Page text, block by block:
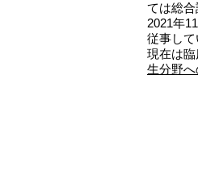
ては総合
2021年
従事して
現在は臨
生分野